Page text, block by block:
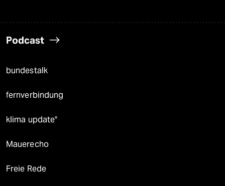
Podcast
bundestalk
fernverbindung
klima update°
Mauerecho
Freie Rede